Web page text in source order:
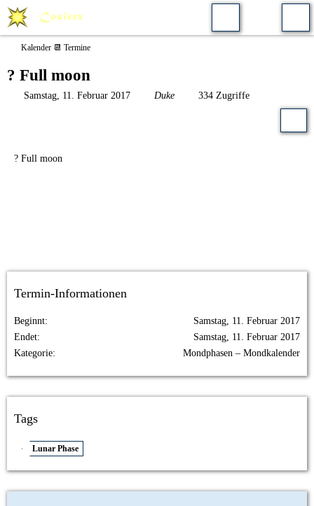
Kalender 📆 Termine
? Full moon
Samstag, 11. Februar 2017 Duke 334 Zugriffe
? Full moon
Termin-Informationen
Beginnt
Samstag, 11. Februar 2017
Endet
Samstag, 11. Februar 2017
Kategorie
Mondphasen – Mondkalender
Tags
Lunar Phase